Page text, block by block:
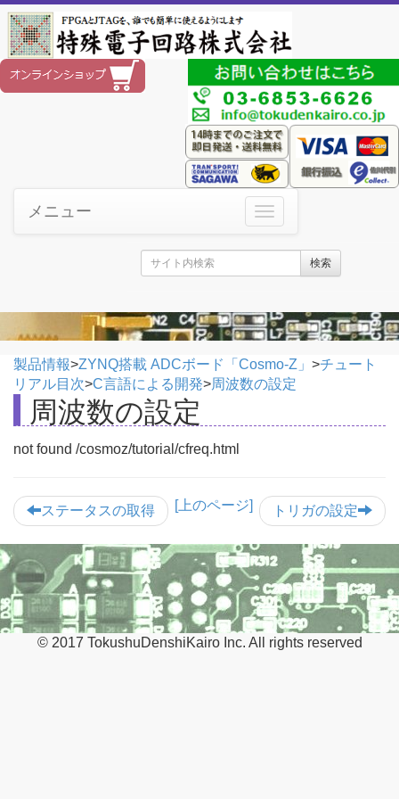
メニュー
検索
製品情報>ZYNQ搭載 ADCボード「Cosmo-Z」 >チュート
リアル目次>C言語による開発>周波数の設定
周波数の設定
not found /cosmoz/tutorial/cfreq.html
ステータスの取得 トリガの設定
[上のページ]
© 2017 TokushuDenshiKairo Inc. All rights reserved